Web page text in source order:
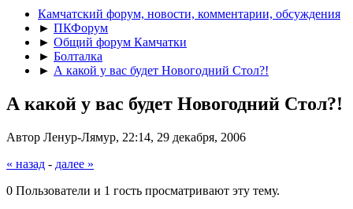
Камчатский форум, новости, комментарии, обсуждения
► ПКФорум
► Общий форум Камчатки
► Болталка
► А какой у вас будет Новогодний Стол?!
А какой у вас будет Новогодний Стол?!
Автор Ленур-Лямур, 22:14, 29 декабря, 2006
« назад - далее »
0 Пользователи и 1 гость просматривают эту тему.